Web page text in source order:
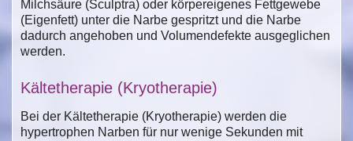
Milchsäure (Sculptra) oder körpereigenes Fettgewebe
(Eigenfett) unter die Narbe gespritzt und die Narbe
dadurch angehoben und Volumendefekte ausgeglichen
werden.
Kältetherapie (Kryotherapie)
Bei der Kältetherapie (Kryotherapie) werden die
hypertrophen Narben für nur wenige Sekunden mit